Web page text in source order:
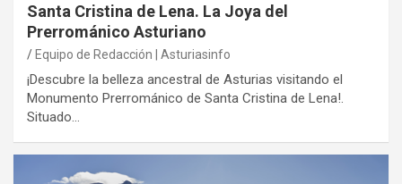
Santa Cristina de Lena. La Joya del
Prerrománico Asturiano
Equipo de Redacción | Asturiasinfo
¡Descubre la belleza ancestral de Asturias visitando el
Monumento Prerrománico de Santa Cristina de Lena!.
Situado…